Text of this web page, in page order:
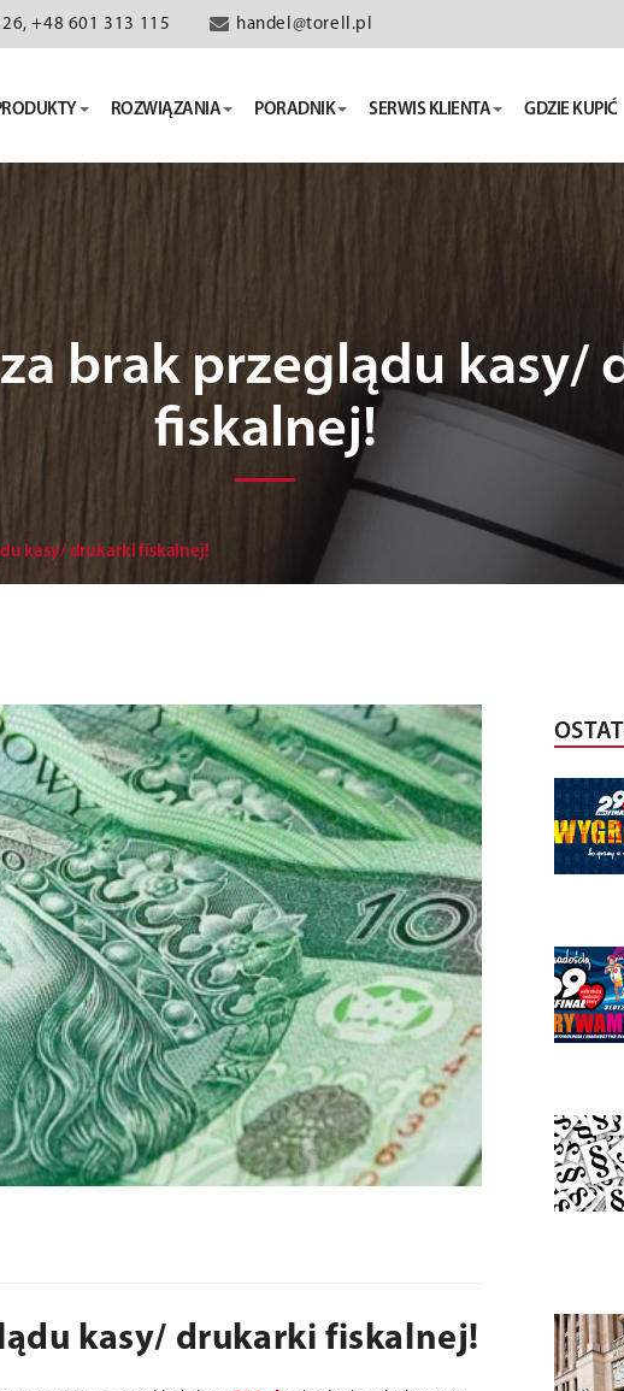
+48 601 313 115 handel@torell.pl
ROZWIĄZANIA PORADNIK SERWIS KLIENTA GDZIE KUPIĆ
za brak przeglądu kasy/
fiskalnej!
kasy/ drukarki fiskalnej!
kasy/ drukarki fiskalnej!